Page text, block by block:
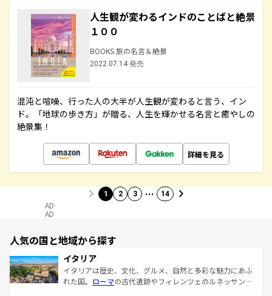
人生観が変わるインドのことばと絶景
１００
BOOKS 旅の名言＆絶景
2022.07.14 発売
混沌と喧噪、行った人の大半が人生観が変わると言う、イン
ド。「地球の歩き方」が贈る、人生を輝かせる名言と癒やしの
絶景集！
詳細を見る
1 2 3 … 14
AD
AD
人気の国と地域から探す
イタリア
イタリアは歴史、文化、グルメ、自然と多彩な魅力にあふ
れた国。 ローマの古代遺跡やフィレンツェのルネッサンス